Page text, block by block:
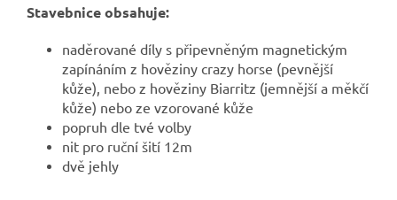
Stavebnice obsahuje:
naděrované díly s připevněným magnetickým
zapínáním z hověziny crazy horse (pevnější
kůže), nebo z hověziny Biarritz (jemnější a měkčí
kůže) nebo ze vzorované kůže
popruh dle tvé volby
nit pro ruční šití 12m
dvě jehly